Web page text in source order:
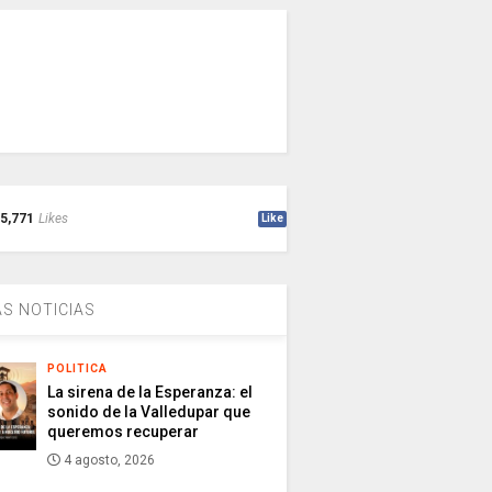
5,771 Likes Like
NOTICIAS
POLITICA
La sirena de la Esperanza: el
sonido de la Valledupar que
queremos recuperar
4 agosto, 2026